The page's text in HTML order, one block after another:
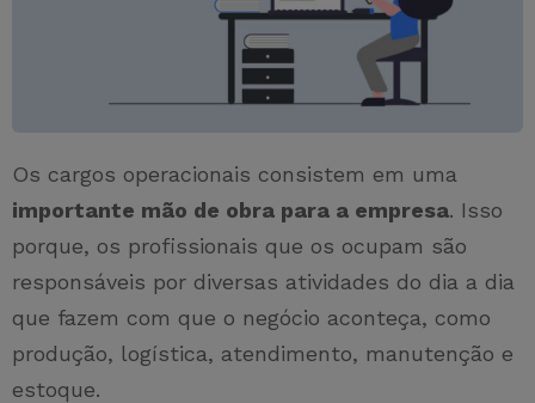
Os cargos operacionais consistem em uma
importante mão de obra para a empresa. Isso
porque, os profissionais que os ocupam são
responsáveis por diversas atividades do dia a dia
que fazem com que o negócio aconteça, como
produção, logística, atendimento, manutenção e
estoque.